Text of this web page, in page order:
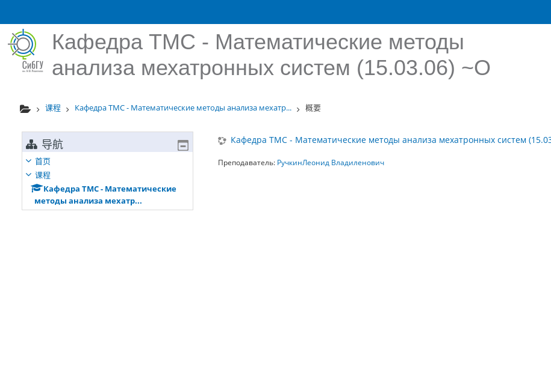
Кафедра ТМС - Математические методы
анализа мехатронных систем (15.03.06) ~О
课程 Кафедра ТМС - Математические методы анализа мехатр... 概要
Кафедра ТМС - Математические методы анализа мехатронных систем
Преподаватель: РучкинЛеонид Владиленович
导航
首页
课程
Кафедра ТМС - Математические
методы анализа мехатр...